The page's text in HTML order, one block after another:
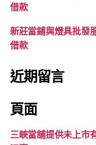
借款
新莊當鋪與燈具批發
借款
近期留言
頁面
三峽當舖提供未上市